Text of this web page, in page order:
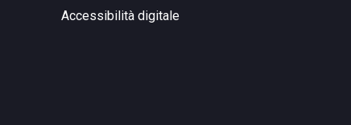
Accessibilità digitale